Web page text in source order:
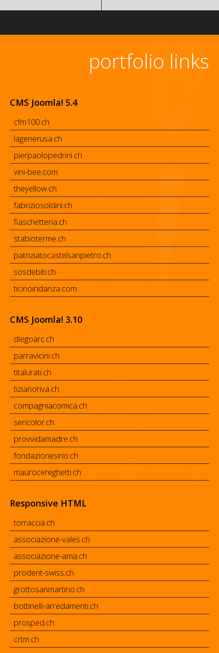
portfolio links
CMS Joomla! 5.4
cfm100.ch
lagenerusa.ch
pierpaolopedrini.ch
vini-bee.com
theyellow.ch
fabriziosoldini.ch
fiaschetteria.ch
stabioterme.ch
patriziatocastelsanpietro.ch
sosdebiti.ch
ticinoindanza.com
CMS Joomla! 3.10
diegoarc.ch
parravicini.ch
titalurati.ch
tizianoriva.ch
compagniacomica.ch
sericolor.ch
provvidamadre.ch
fondazionesirio.ch
maurocereghetti.ch
Responsive HTML
torraccia.ch
associazione-vales.ch
associazione-ama.ch
prodent-swiss.ch
grottosanmartino.ch
bottinelli-arredamenti.ch
prosped.ch
crtm.ch